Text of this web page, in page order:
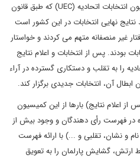
(USDP) دولت سوچی، به ویژه کمیسیون انتخابات اتحادیه (UEC) که طبق قانون
نهایی انتخابات در این کشور است
غیر منصفانه متهم می کردند و خواستار
بودند. پس از انتخابات و اعلام نتایج
را به تقلب و دستکاری گسترده در آراء
آن، انتخابات جدیدی برگزار کند.
اعلام نتایج) بارها از این کمیسیون
در فهرست رأی دهندگان و وجود بیش از
و نشان، تقلبی و ...) با ارائه فهرست
گشایش پارلمان را به تعویق